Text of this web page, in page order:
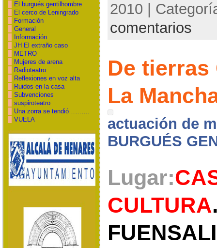
El burgués gentilhombre
El cerco de Leningrado
Formación
General
Información
JH El extraño caso
METRO
Mujeres de arena
Radioteatro
Reflexiones en voz alta
Ruidos en la casa
Subvenciones
suspiroteatro
Una zorra se tendió……….
VUELA
2010 |
comentarios
De tierras
La
actuación de
BURGUÉS
Lugar:
CULTURA